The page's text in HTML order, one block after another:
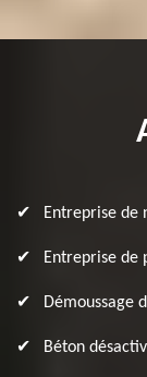
Entreprise de
Entreprise de
Démoussage
Béton